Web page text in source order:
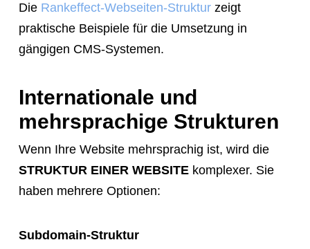
Die Rankeffect-Webseiten-Strukturzeigt
praktische Beispiele für die Umsetzung in
gängigen CMS-Systemen.
Internationale und
mehrsprachige Strukturen
Wenn Ihre Website mehrsprachig ist, wird die
STRUKTUR EINER WEBSITEkomplexer. Sie
haben mehrere Optionen:
Subdomain-Struktur